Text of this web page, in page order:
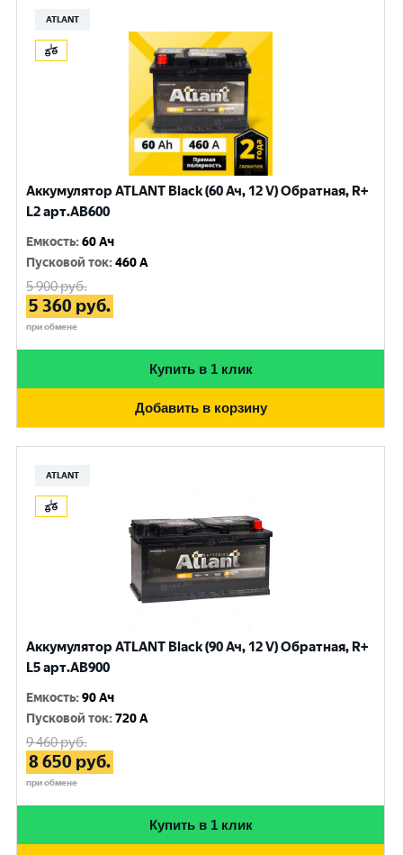
ATLANT
Аккумулятор ATLANT Black (60 Ач, 12 V) Обратная, R+
L2 арт.AB600
Емкость:60 Ач
Пусковой ток:460 A
5 900руб.
5 360 руб.
при обмене
Купить в 1 клик
Добавить в корзину
ATLANT
Аккумулятор ATLANT Black (90 Ач, 12 V) Обратная, R+
L5 арт.AB900
Емкость:90 Ач
Пусковой ток:720 A
9 460руб.
8 650 руб.
при обмене
Купить в 1 клик